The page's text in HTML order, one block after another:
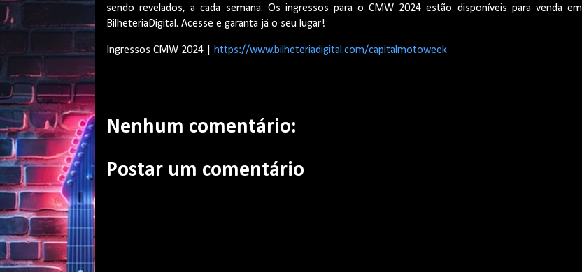
sendo revelados, a cada semana. Os ingressos para o CMW 2024 estão disponíveis para venda em
BilheteriaDigital. Acesse e garanta já o seu lugar!
Ingressos CMW 2024 | https://www.bilheteriadigital.com/capitalmotoweek
Nenhum comentário:
Postar um comentário